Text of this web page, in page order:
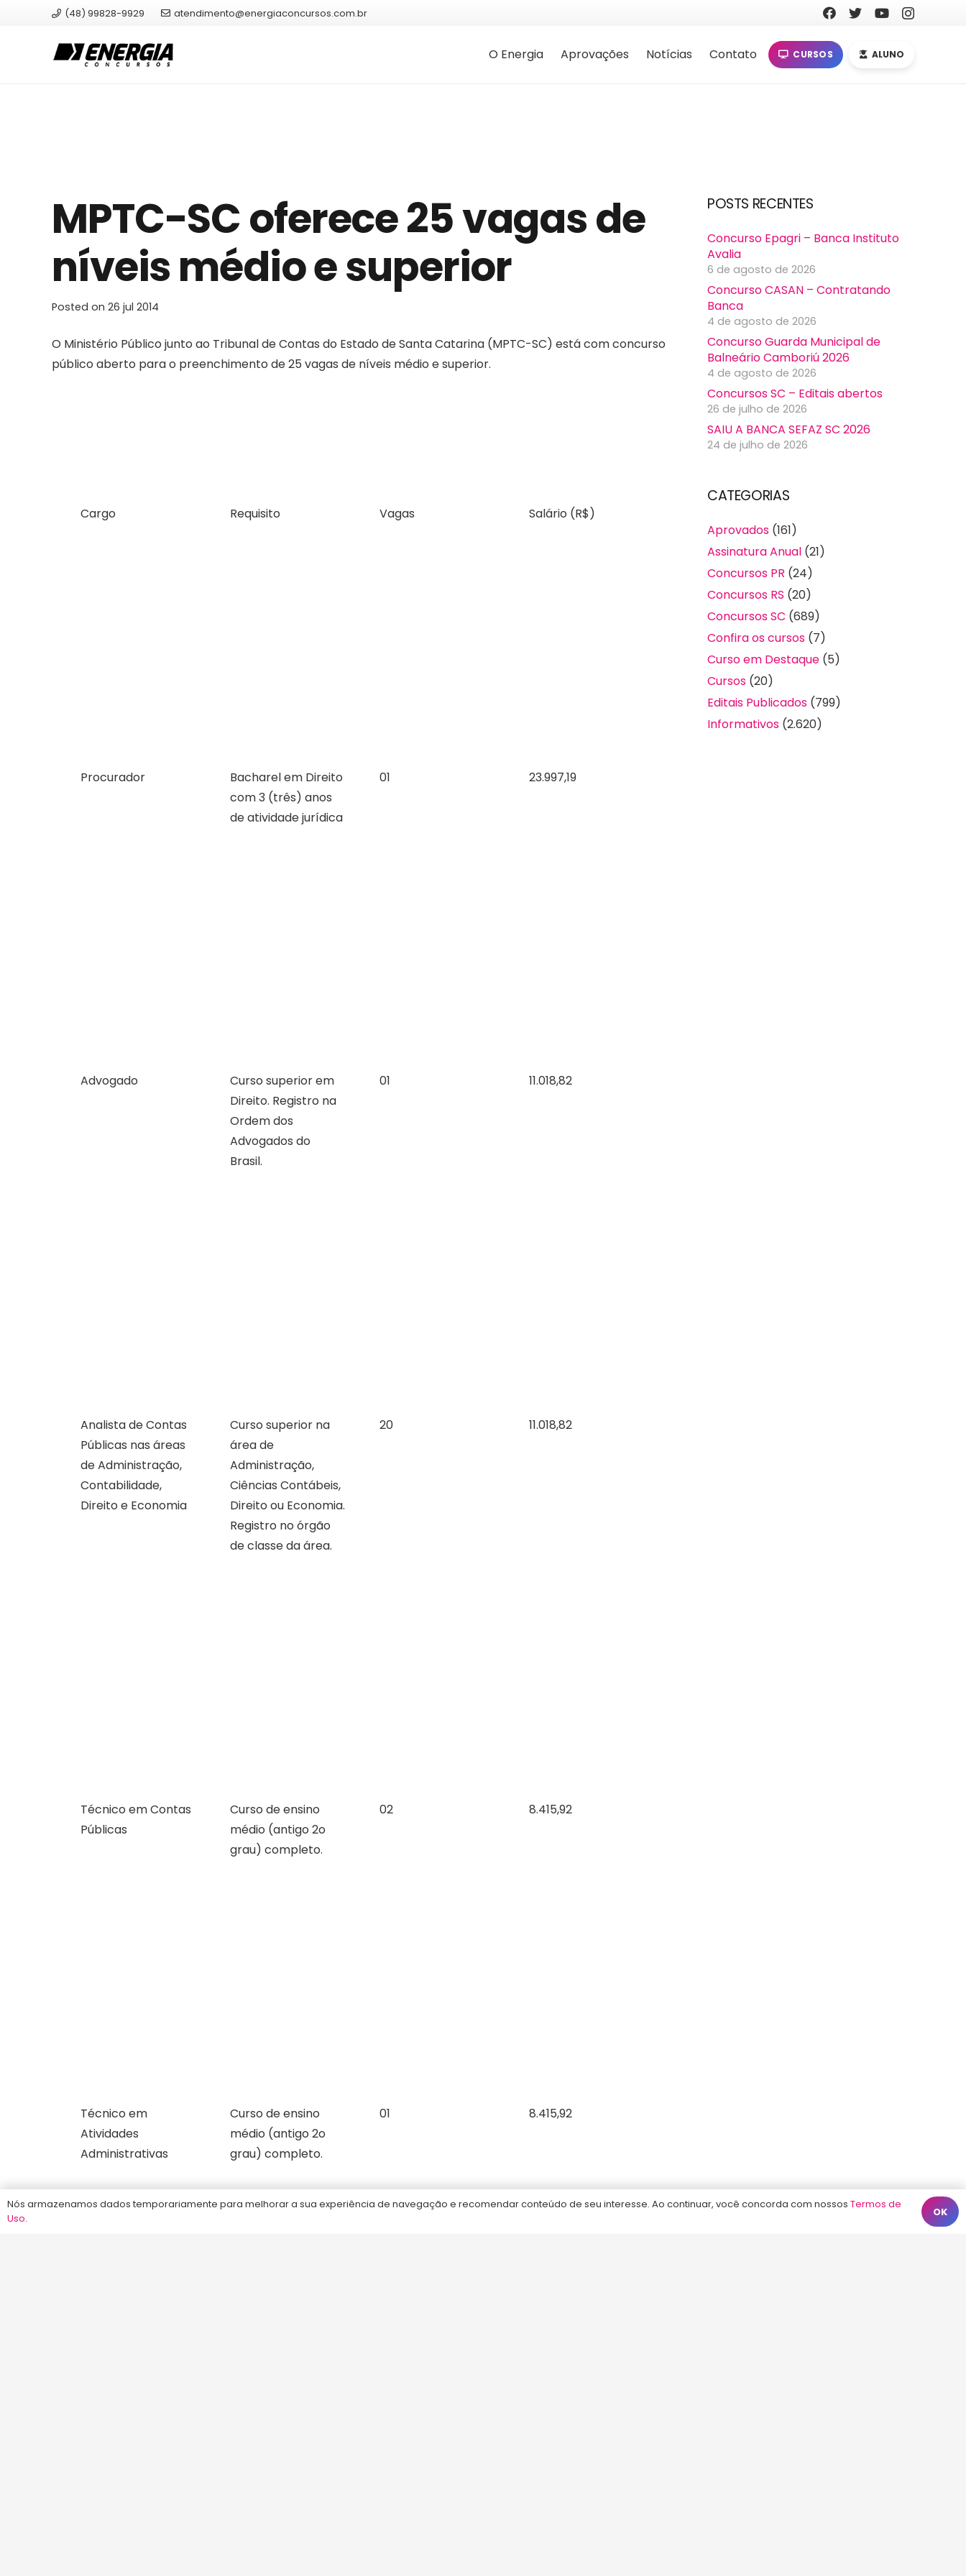
(48) 99828-9929 atendimento@energiaconcursos.com.br
O Energia Aprovações Notícias Contato CURSOS ALUNO
MPTC-SC oferece 25 vagas de
níveis médio e superior
Posted on 26 jul 2014
O Ministério Público junto ao Tribunal de Contas do Estado de Santa Catarina (MPTC-SC) está com concurso
público aberto para o preenchimento de 25 vagas de níveis médio e superior.
Cargo Requisito Vagas Salário (R$)
Procurador
Bacharel em Direito
com 3 (três) anos
de atividade jurídica
01 23.997,19
Advogado
Curso superior em
Direito. Registro na
Ordem dos
Advogados do
Brasil.
01 11.018,82
Analista de Contas
Públicas nas áreas
de Administração,
Contabilidade,
Direito e Economia
Curso superior na
área de
Administração,
Ciências Contábeis,
Direito ou Economia.
Registro no órgão
de classe da área.
20 11.018,82
Técnico em Contas
Públicas
Curso de ensino
médio (antigo 2o
grau) completo.
02 8.415,92
Técnico em
Atividades
Administrativas
Curso de ensino
médio (antigo 2o
grau) completo.
01 8.415,92
POSTS RECENTES
Concurso Epagri – Banca Instituto
Avalia
6 de agosto de 2026
Concurso CASAN – Contratando
Banca
4 de agosto de 2026
Concurso Guarda Municipal de
Balneário Camboriú 2026
4 de agosto de 2026
Concursos SC – Editais abertos
26 de julho de 2026
SAIU A BANCA SEFAZ SC 2026
24 de julho de 2026
CATEGORIAS
Aprovados (161)
Assinatura Anual (21)
Concursos PR (24)
Concursos RS (20)
Concursos SC (689)
Confira os cursos (7)
Curso em Destaque (5)
Cursos (20)
Editais Publicados (799)
Informativos (2.620)
©2013-2024Energia Concursos. Todos os direitos reservados. Início Termos de Uso Contato
Nós armazenamos dados temporariamente para melhorar a sua experiência de navegação e recomendar conteúdo de seu interesse. Ao continuar, você concorda com nossos Termos de
Uso. OK